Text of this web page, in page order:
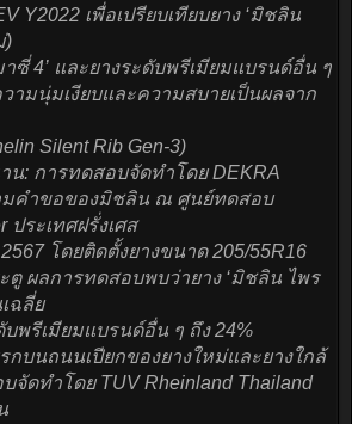
Y2022 เพื่อเปรียบเทียบยาง ‘มิชลิน
)
ซี่ 4’ และยางระดับพรีเมียมแบรนด์อื่น ๆ
ามนุ่มเงียบและความสบายเป็นผลจาก
Silent Rib Gen-3)
น: การทดสอบจัดทำโดย DEKRA
มคำขอของมิชลิน ณ ศูนย์ทดสอบ
ประเทศฝรั่งเศส
โดยติดตั้งยางขนาด 205/55R16
ตู ผลการทดสอบพบว่ายาง ‘มิชลิน ไพร
ฉลี่ย
พรีเมียมแบรนด์อื่น ๆ ถึง 24%
กบนถนนเปียกของยางใหม่และยางใกล้
จัดทำโดย TUV Rheinland Thailand